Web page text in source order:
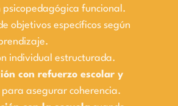
psicopedagógica funcional.
objetivos específicos según
individual estructurada.
con refuerzo escolar y
asegurar coherencia.